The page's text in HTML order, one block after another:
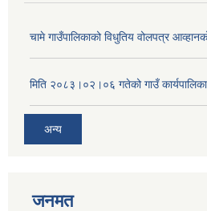
चामे गाउँपालिकाको विधुतिय वोलपत्र
मिति २०८३।०२।०६ गतेको गाउँ
अन्य
जनमत